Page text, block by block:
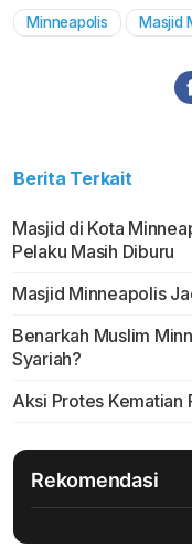
Minneapolis Masjid
Berita Terkait
Masjid di Kota
Pelaku Masih Diburu
Masjid Minneapolis
Benarkah Muslim
Syariah?
Aksi Protes Kematian
Rekomendasi